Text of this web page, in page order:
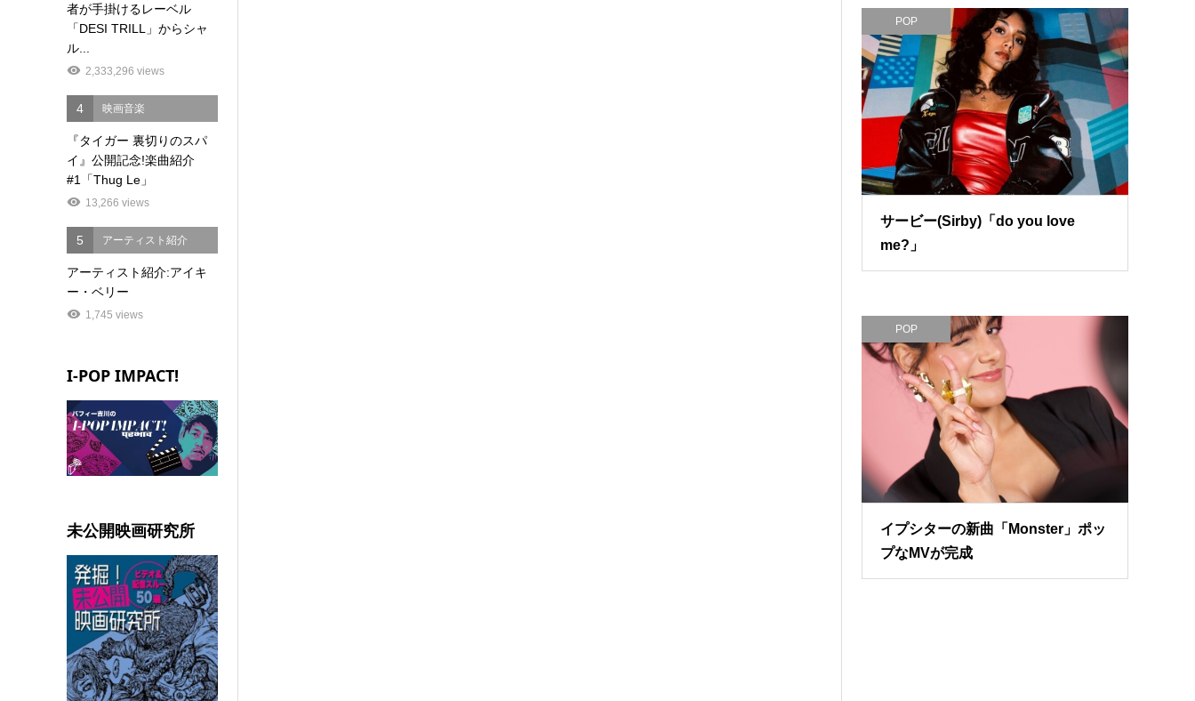
者が手掛けるレーベル
「DESI TRILL」からシャ
ル...
2,333,296 views
4 映画音楽
『タイガー 裏切りのスパ
イ』公開記念!楽曲紹介
#1「Thug Le」
13,266 views
5 アーティスト紹介
アーティスト紹介:アイキ
ー・ベリー
1,745 views
I-POP IMPACT!
未公開映画研究所
POP
サービー(Sirby)「do you love
me?」
POP
イプシターの新曲「Monster」ポッ
プなMVが完成